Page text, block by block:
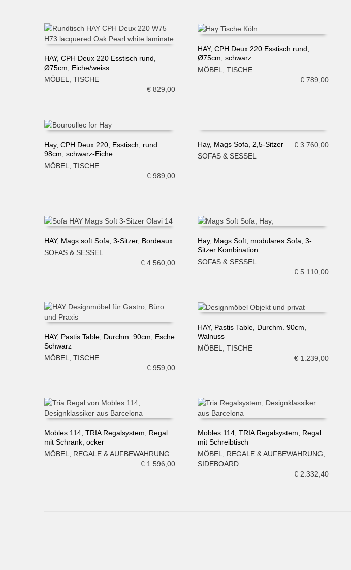
IN DEN WARENKORB
HAY, CPH Deux 220 Esstisch rund,
Ø75cm, Eiche/weiss
MÖBEL
TISCHE
€829,00
IN DEN WARENKORB
HAY, CPH Deux 220 Esstisch rund,
Ø75cm, schwarz
MÖBEL
,TISCHE
€ 789,00
IN DEN WARENKORB
Hay, CPH Deux 220, Esstisch, rund
98cm, schwarz-Eiche
MÖBEL
TISCHE
€989,00
IN DEN WARENKORB
Hay, Mags Sofa, 2,5-Sitzer
SOFAS & SESSEL
€ 3.760,00
IN DEN WARENKORB
HAY, Mags soft Sofa, 3-Sitzer, Bordeaux
SOFAS & SESSEL
€4.560,00
Hay, Mags Soft, modulares Sofa, 3-
Sitzer Kombination
SOFAS & SESSEL
€ 5.110,00
IN DEN WARENKORB
HAY, Pastis Table, Durchm. 90cm, Esche
Schwarz
MÖBEL
TISCHE
€959,00
IN DEN WARENKORB
HAY, Pastis Table, Durchm. 90cm,
Walnuss
MÖBEL
,TISCHE
€ 1.239,00
IN DEN WARENKORB
Mobles 114, TRIA Regalsystem, Regal
mit Schrank, ocker
MÖBEL
REGALE & AUFBEWAHRUNG
€1.596,00
IN DEN WARENKORB
Mobles 114, TRIA Regalsystem, Regal
mit Schreibtisch
MÖBEL
REGALE & AUFBEWAHRUNG
SIDEBOARD
€ 2.332,40